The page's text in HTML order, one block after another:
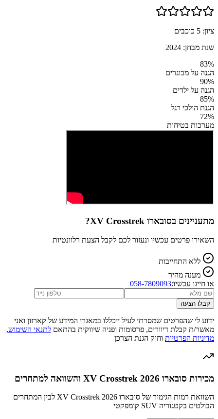
ציון: 5 כוכבים
שנת מבחן: 2024
83%
הגנה על מבוגרים
90%
הגנה על ילדים
85%
הגנת הולכי רגל
72%
מערכות בטיחות
מתעניינים בסובארו XV Crosstrek ?
השאירו פרטים עכשיו ונעזור לכם לקבל הצעת רלוונטיות
ללא התחייבות
מענה מהיר
או חייגו עכשיו:058-7809093
קבלו הצעה
ידוע לי שהפרטים שמסרתי לעיל ייכללו במאגרי המידע של קארזון ואני
מאשר/ת קבלת דיוורים, פרסומות ופניה שיווקית בהתאם לתנאי השימוש,
מדיניות הפרטיות וחוק הגנת הצרכן
מכירות סובארו XV Crosstrek 2026 והשוואה למתחרים
השוואת רמות הגימור של סובארו XV Crosstrek 2026 לבין המתחרים
הבולטים בקטגוריה SUV קומפקטי